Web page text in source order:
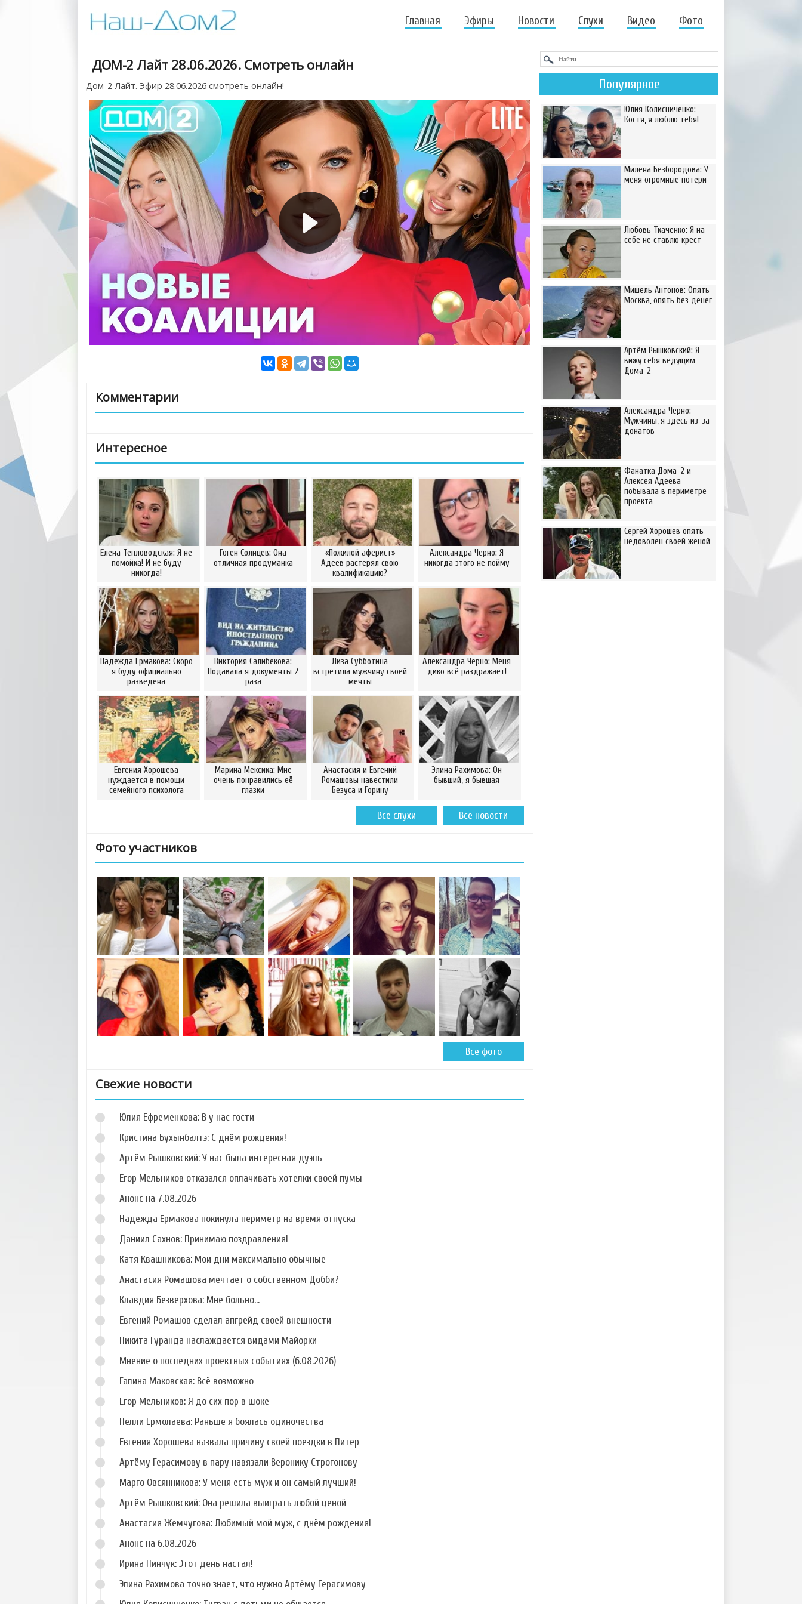
Главная Эфиры Новости Слухи Видео Фото
ДОМ-2 Лайт 28.06.2026. Смотреть онлайн
Дом-2 Лайт. Эфир 28.06.2026 смотреть онлайн!
Комментарии
Интересное
Елена Тепловодская: Я не
помойка! И не буду
никогда!
Гоген Солнцев: Она
отличная продуманка
«Пожилой аферист»
Адеев растерял свою
квалификацию?
Александра Черно: Я
никогда этого не пойму
Надежда Ермакова: Скоро
я буду официально
разведена
Виктория Салибекова:
Подавала я документы 2
раза
Лиза Субботина
встретила мужчину своей
мечты
Александра Черно: Меня
дико всё раздражает!
Евгения Хорошева
нуждается в помощи
семейного психолога
Марина Мексика: Мне
очень понравились её
глазки
Анастасия и Евгений
Ромашовы навестили
Безуса и Горину
Элина Рахимова: Он
бывший, я бывшая
Все новости
Все слухи
Фото участников
Фото Александра
Тищенко
Фото Антона
Фото Дарьи
Фото Адель
Миловидовой
Фото Елены
Бушиной
Фото Алены
Ашмариной
Все фото
Свежие новости
Юлия Ефременкова: В у нас гости
Кристина Бухынбалтэ: С днём рождения!
Артём Рышковский: У нас была интересная дуэль
Егор Мельников отказался оплачивать хотелки своей пумы
Анонс на 7.08.2026
Надежда Ермакова покинула периметр на время отпуска
Даниил Сахнов: Принимаю поздравления!
Катя Квашникова: Мои дни максимально обычные
Анастасия Ромашова мечтает о собственном Добби?
Клавдия Безверхова: Мне больно...
Евгений Ромашов сделал апгрейд своей внешности
Никита Гуранда наслаждается видами Майорки
Мнение о последних проектных событиях (6.08.2026)
Галина Маковская: Всё возможно
Егор Мельников: Я до сих пор в шоке
Нелли Ермолаева: Раньше я боялась одиночества
Евгения Хорошева назвала причину своей поездки в Питер
Артёму Герасимову в пару навязали Веронику Строгонову
Марго Овсянникова: У меня есть муж и он самый лучший!
Артём Рышковский: Она решила выиграть любой ценой
Анастасия Жемчугова: Любимый мой муж, с днём рождения!
Анонс на 6.08.2026
Ирина Пинчук: Этот день настал!
Элина Рахимова точно знает, что нужно Артёму Герасимову
Популярное
Юлия Колисниченко:
Костя, я люблю тебя!
Милена Безбородова: У
меня огромные потери
Любовь Ткаченко: Я на
себе не ставлю крест
Мишель Антонов: Опять
Москва, опять без денег
Артём Рышковский: Я
вижу себя ведущим
Дома-2
Александра Черно:
Мужчины, я здесь из-за
донатов
Фанатка Дома-2 и
Алексея Адеева
побывала в периметре
проекта
Сергей Хорошев опять
недоволен своей женой